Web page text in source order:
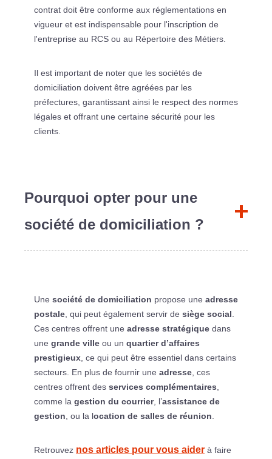
contrat doit être conforme aux réglementations en
vigueur et est indispensable pour l'inscription de
l'entreprise au RCS ou au Répertoire des Métiers.
Il est important de noter que les sociétés de
domiciliation doivent être agréées par les
préfectures, garantissant ainsi le respect des normes
légales et offrant une certaine sécurité pour les
clients.
Pourquoi opter pour une
société de domiciliation ?
Une société de domiciliation propose une adresse
postale , qui peut également servir de siège social
Ces centres offrent une adresse stratégique dans
une grande ville ou un quartier d’affaires
prestigieux , ce qui peut être essentiel dans certains
secteurs. En plus de fournir une adresse , ces
centres offrent des services complémentaires
comme la gestion du courrier, l’assistance de
gestion , ou la location de salles de réunion
Retrouvez nos articles pour vous aider à faire